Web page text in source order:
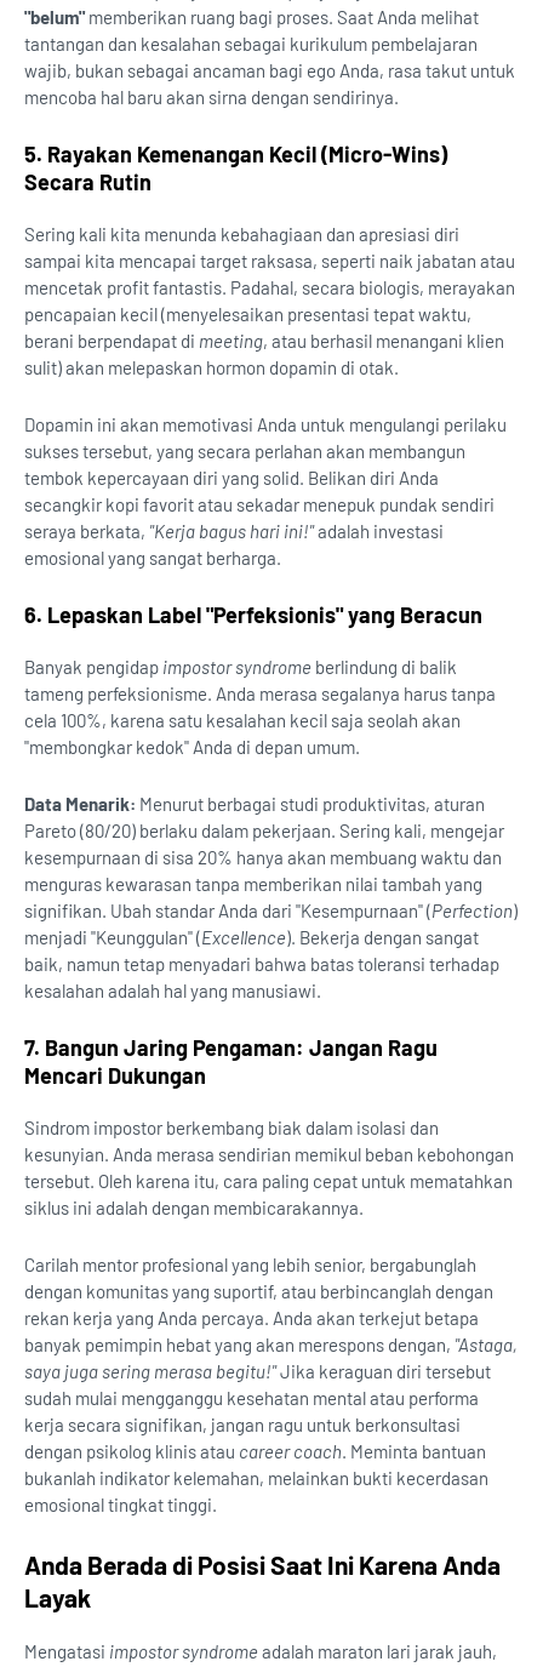
"belum"memberikan ruang bagi proses. Saat Anda melihat
tantangan dan kesalahan sebagai kurikulum pembelajaran
wajib, bukan sebagai ancaman bagi ego Anda, rasa takut untuk
mencoba hal baru akan sirna dengan sendirinya.
5. Rayakan Kemenangan Kecil (Micro-Wins)
Secara Rutin
Sering kali kita menunda kebahagiaan dan apresiasi diri
sampai kita mencapai target raksasa, seperti naik jabatan atau
mencetak profit fantastis. Padahal, secara biologis, merayakan
pencapaian kecil (menyelesaikan presentasi tepat waktu,
berani berpendapat di meeting, atau berhasil menangani klien
sulit) akan melepaskan hormon dopamin di otak.
Dopamin ini akan memotivasi Anda untuk mengulangi perilaku
sukses tersebut, yang secara perlahan akan membangun
tembok kepercayaan diri yang solid. Belikan diri Anda
secangkir kopi favorit atau sekadar menepuk pundak sendiri
seraya berkata, "Kerja bagus hari ini!"adalah investasi
emosional yang sangat berharga.
6. Lepaskan Label "Perfeksionis" yang Beracun
Banyak pengidap impostor syndrome berlindung di balik
tameng perfeksionisme. Anda merasa segalanya harus tanpa
cela 100%, karena satu kesalahan kecil saja seolah akan
"membongkar kedok" Anda di depan umum.
Data Menarik: Menurut berbagai studi produktivitas, aturan
Pareto (80/20) berlaku dalam pekerjaan. Sering kali, mengejar
kesempurnaan di sisa 20% hanya akan membuang waktu dan
menguras kewarasan tanpa memberikan nilai tambah yang
signifikan. Ubah standar Anda dari "Kesempurnaan" (Perfection)
menjadi "Keunggulan" (Excellence). Bekerja dengan sangat
baik, namun tetap menyadari bahwa batas toleransi terhadap
kesalahan adalah hal yang manusiawi.
7. Bangun Jaring Pengaman: Jangan Ragu
Mencari Dukungan
Sindrom impostor berkembang biak dalam isolasi dan
kesunyian. Anda merasa sendirian memikul beban kebohongan
tersebut. Oleh karena itu, cara paling cepat untuk mematahkan
siklus ini adalah dengan membicarakannya.
Carilah mentor profesional yang lebih senior, bergabunglah
dengan komunitas yang suportif, atau berbincanglah dengan
rekan kerja yang Anda percaya. Anda akan terkejut betapa
banyak pemimpin hebat yang akan merespons dengan, "Astaga,
saya juga sering merasa begitu!"Jika keraguan diri tersebut
sudah mulai mengganggu kesehatan mental atau performa
kerja secara signifikan, jangan ragu untuk berkonsultasi
dengan psikolog klinis atau career coach. Meminta bantuan
bukanlah indikator kelemahan, melainkan bukti kecerdasan
emosional tingkat tinggi.
Anda Berada di Posisi Saat Ini Karena Anda
Layak
Mengatasi impostor syndrome adalah maraton lari jarak jauh,